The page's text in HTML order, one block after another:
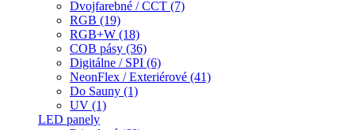
Dvojfarebné / CCT (7)
RGB (19)
RGB+W (18)
COB pásy (36)
Digitálne / SPI (6)
NeonFlex / Exteriérové (41)
Do Sauny (1)
UV (1)
LED panely